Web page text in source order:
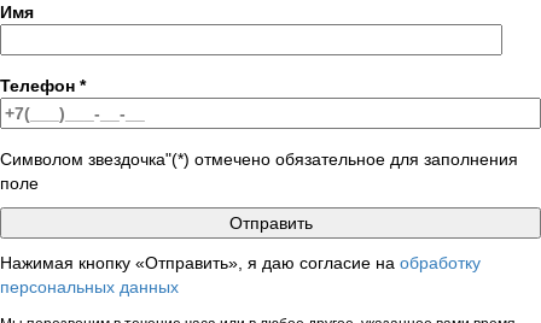
Имя
Телефон *
Символом звездочка"(*) отмечено обязательное для заполнения
поле
Нажимая кнопку «Отправить», я даю согласие на обработку
персональных данных